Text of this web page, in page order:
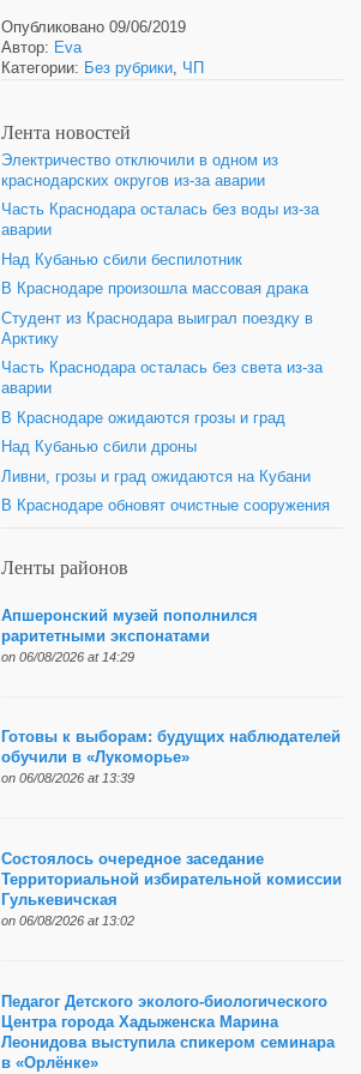
Опубликовано 09/06/2019
Автор: Eva
Категории: Без рубрики, ЧП
Лента новостей
Электричество отключили в одном из
краснодарских округов из-за аварии
Часть Краснодара осталась без воды из-за
аварии
Над Кубанью сбили беспилотник
В Краснодаре произошла массовая драка
Студент из Краснодара выиграл поездку в
Арктику
Часть Краснодара осталась без света из-за
аварии
В Краснодаре ожидаются грозы и град
Над Кубанью сбили дроны
Ливни, грозы и град ожидаются на Кубани
В Краснодаре обновят очистные сооружения
Ленты районов
Апшеронский музей пополнился
раритетными экспонатами
on 06/08/2026 at 14:29
Готовы к выборам: будущих наблюдателей
обучили в «Лукоморье»
on 06/08/2026 at 13:39
Состоялось очередное заседание
Территориальной избирательной комиссии
Гулькевичская
on 06/08/2026 at 13:02
Педагог Детского эколого-биологического
Центра города Хадыженска Марина
Леонидова выступила спикером семинара
в «Орлёнке»